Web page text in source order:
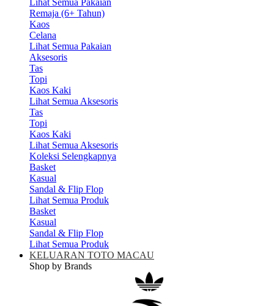
Lihat Semua Pakaian
Remaja (6+ Tahun)
Kaos
Celana
Lihat Semua Pakaian
Aksesoris
Tas
Topi
Kaos Kaki
Lihat Semua Aksesoris
Tas
Topi
Kaos Kaki
Lihat Semua Aksesoris
Koleksi Selengkapnya
Basket
Kasual
Sandal & Flip Flop
Lihat Semua Produk
Basket
Kasual
Sandal & Flip Flop
Lihat Semua Produk
KELUARAN TOTO MACAU
Shop by Brands